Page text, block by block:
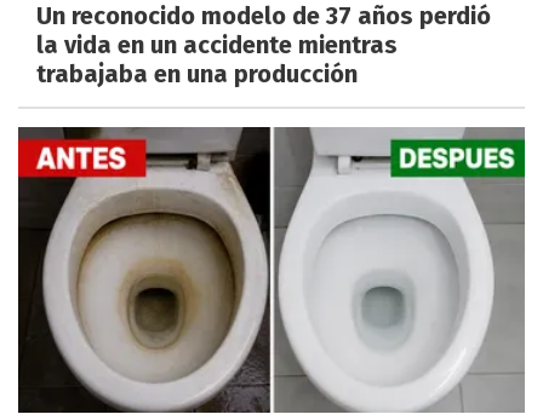
Un reconocido modelo de 37 años perdió
la vida en un accidente mientras
trabajaba en una producción